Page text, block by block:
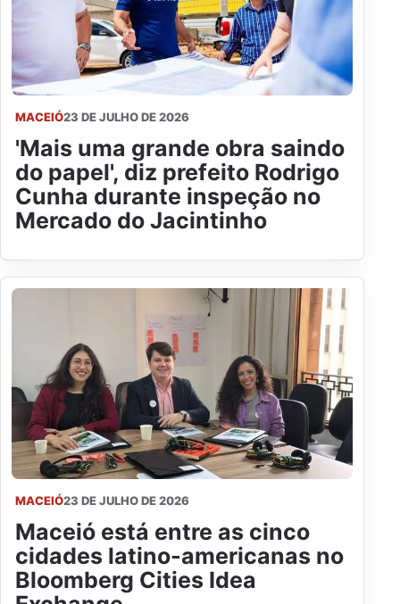
MACEIÓ23 DE JULHO DE 2026
'Mais uma grande obra saindo
do papel', diz prefeito Rodrigo
Cunha durante inspeção no
Mercado do Jacintinho
MACEIÓ23 DE JULHO DE 2026
Maceió está entre as cinco
cidades latino-americanas no
Bloomberg Cities Idea